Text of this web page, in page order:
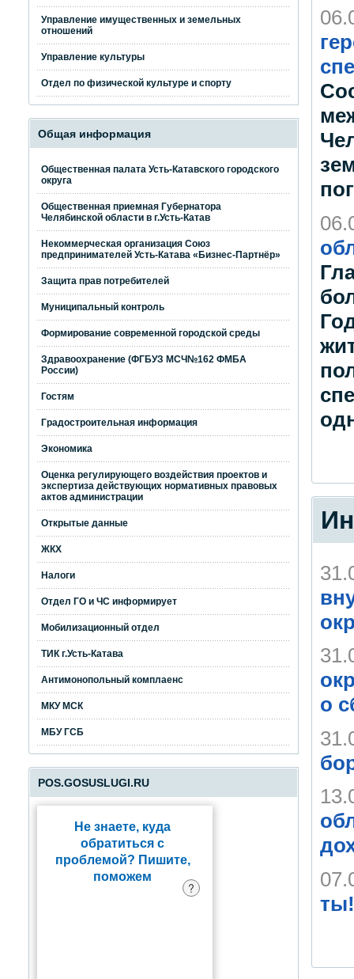
Управление имущественных и земельных
отношений
Управление культуры
Отдел по физической культуре и спорту
Общая информация
Общественная палата Усть-Катавского городского
округа
Общественная приемная Губернатора
Челябинской области в г.Усть-Катав
Некоммерческая организация Союз
предпринимателей Усть-Катава «Бизнес-Партнёр»
Защита прав потребителей
Муниципальный контроль
Формирование современной городской среды
Здравоохранение (ФГБУЗ МСЧ№162 ФМБА
России)
Гостям
Градостроительная информация
Экономика
Оценка регулирующего воздействия проектов и
экспертиза действующих нормативных правовых
актов администрации
Открытые данные
ЖКХ
Налоги
Отдел ГО и ЧС информирует
Мобилизационный отдел
ТИК г.Усть-Катава
Антимонопольный комплаенс
МКУ МСК
МБУ ГСБ
POS.GOSUSLUGI.RU
Не знаете, куда
обратиться с
проблемой? Пишите,
поможем
?
о